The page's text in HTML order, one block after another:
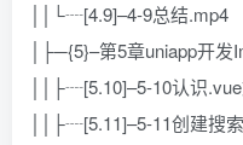
││└┈[4.9]–4-9总结.mp4
│├─{5}–第5章uniapp开发
││├┈[5.10]–5-10认识
││├┈[5.11]–5-11创建搜